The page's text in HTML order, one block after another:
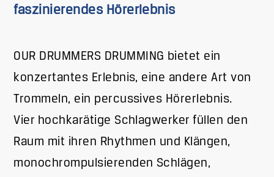
faszinierendes Hörerlebnis
OUR DRUMMERS DRUMMING bietet ein
konzertantes Erlebnis, eine andere Art von
Trommeln, ein percussives Hörerlebnis.
Vier hochkarätige Schlagwerker füllen den
Raum mit ihren Rhythmen und Klängen,
monochrompulsierenden Schlägen,